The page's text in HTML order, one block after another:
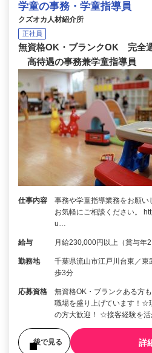
学童の事務・学童指導員
クズオカ人材紹介所
正社員
無資格OK・ブランクOK 完全
高待遇の事務兼学童指導員
仕事内容
事務や学童指導業務をお願い
お気軽にご相談ください。
u…
給与 月給230,000円以上（賞与年2
勤務地
千葉県流山市江戸川台東／
歩3分
応募資格
無資格OK・ブランクある方
職場を盛り上げています！☆
の方大歓迎！ ☆接客経験を
後で見る 詳